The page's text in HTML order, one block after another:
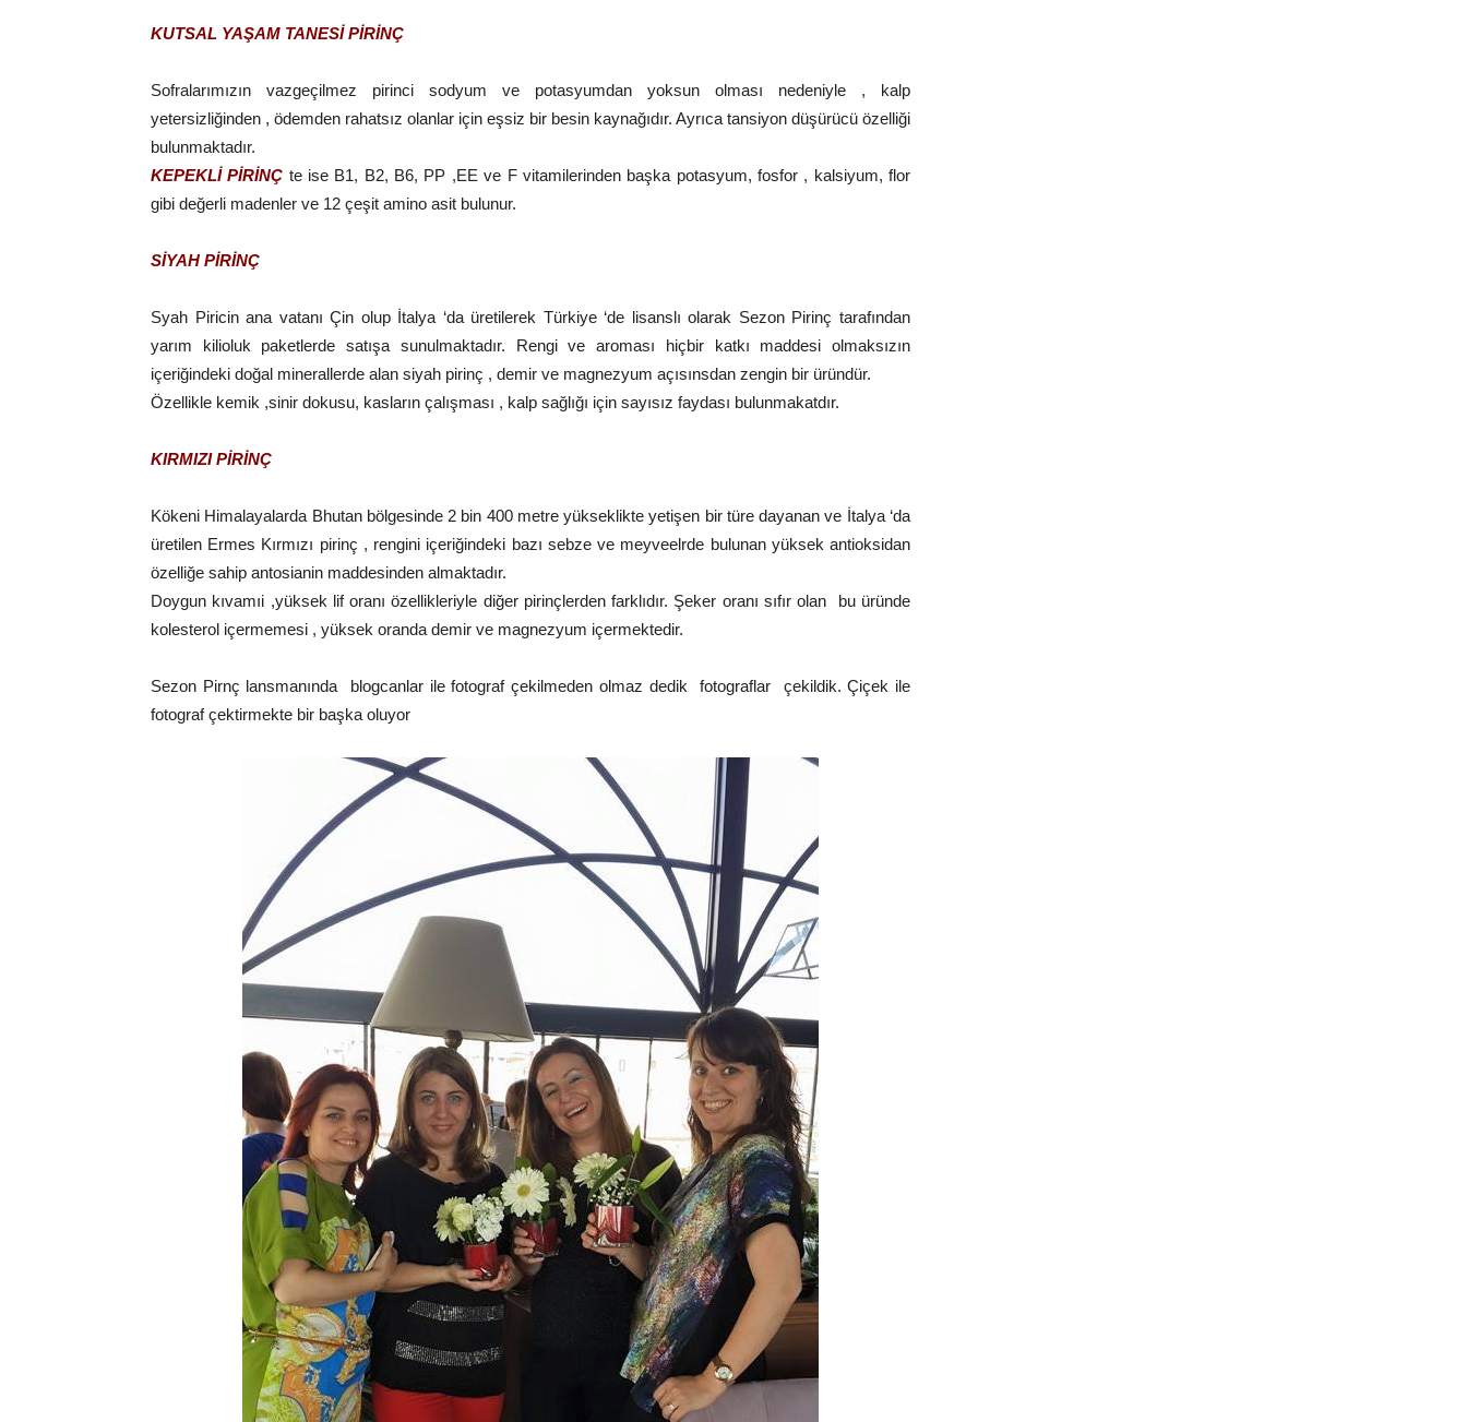
KUTSAL YAŞAM TANESİ PİRİNÇ
Sofralarımızın vazgeçilmez pirinci sodyum ve potasyumdan yoksun olması nedeniyle , kalp
yetersizliğinden , ödemden rahatsız olanlar için eşsiz bir besin kaynağıdır. Ayrıca tansiyon düşürücü özelliği
bulunmaktadır.
KEPEKLİ PİRİNÇ te ise B1, B2, B6, PP ,EE ve F vitamilerinden başka potasyum, fosfor , kalsiyum, flor
gibi değerli madenler ve 12 çeşit amino asit bulunur.
SİYAH PİRİNÇ
Syah Piricin ana vatanı Çin olup İtalya ‘da üretilerek Türkiye ‘de lisanslı olarak Sezon Pirinç tarafından
yarım kilioluk paketlerde satışa sunulmaktadır. Rengi ve aroması hiçbir katkı maddesi olmaksızın
içeriğindeki doğal minerallerde alan siyah pirinç , demir ve magnezyum açısınsdan zengin bir üründür.
Özellikle kemik ,sinir dokusu, kasların çalışması , kalp sağlığı için sayısız faydası bulunmakatdır.
KIRMIZI PİRİNÇ
Kökeni Himalayalarda Bhutan bölgesinde 2 bin 400 metre yükseklikte yetişen bir türe dayanan ve İtalya ‘da
üretilen Ermes Kırmızı pirinç , rengini içeriğindeki bazı sebze ve meyveelrde bulunan yüksek antioksidan
özelliğe sahip antosianin maddesinden almaktadır.
Doygun kıvamıi ,yüksek lif oranı özellikleriyle diğer pirinçlerden farklıdır. Şeker oranı sıfır olan bu üründe
kolesterol içermemesi , yüksek oranda demir ve magnezyum içermektedir.
Sezon Pirnç lansmanında blogcanlar ile fotograf çekilmeden olmaz dedik fotograflar çekildik. Çiçek ile
fotograf çektirmekte bir başka oluyor